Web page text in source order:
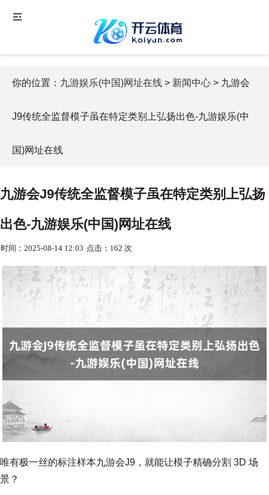
你的位置： 九游娱乐(中国)网址在线 > 新闻中心 > 九游会
J9传统全监督模子虽在特定类别上弘扬出色-九游娱乐(中
国)网址在线
九游会J9传统全监督模子虽在特定类别上弘扬
出色-九游娱乐(中国)网址在线
时间：2025-08-14 12:03 点击：162 次
唯有极一丝的标注样本九游会J9，就能让模子精确分割 3D 场
景？